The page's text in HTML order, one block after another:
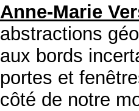
Anne-Marie
abstractions
aux bords
portes et
côté de notre